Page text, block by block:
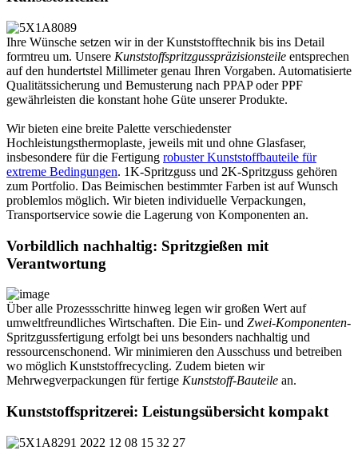
Ihre Wünsche setzen wir in der Kunststofftechnik bis ins Detail
formtreu um. Unsere Kunststoffspritzgusspräzisionsteile entsprechen
auf den hundertstel Millimeter genau Ihren Vorgaben. Automatisierte
Qualitätssicherung und Bemusterung nach PPAP oder PPF
gewährleisten die konstant hohe Güte unserer Produkte.
Wir bieten eine breite Palette verschiedenster
Hochleistungsthermoplaste, jeweils mit und ohne Glasfaser,
insbesondere für die Fertigung robuster Kunststoffbauteile für
extreme Bedingungen. 1K-Spritzguss und 2K-Spritzguss gehören
zum Portfolio. Das Beimischen bestimmter Farben ist auf Wunsch
problemlos möglich. Wir bieten individuelle Verpackungen,
Transportservice sowie die Lagerung von Komponenten an.
Vorbildlich nachhaltig: Spritzgießen mit
Verantwortung
Über alle Prozessschritte hinweg legen wir großen Wert auf
umweltfreundliches Wirtschaften. Die Ein- und Zwei-Komponenten-
Spritzgussfertigung erfolgt bei uns besonders nachhaltig und
ressourcenschonend. Wir minimieren den Ausschuss und betreiben
wo möglich Kunststoffrecycling. Zudem bieten wir
Mehrwegverpackungen für fertige Kunststoff-Bauteile an.
Kunststoffspritzerei: Leistungsübersicht kompakt